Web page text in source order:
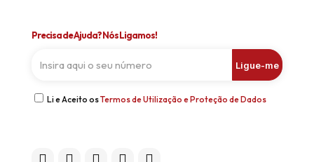
Precisa de Ajuda? Nós Ligamos!
Li e Aceito osTermos de Utilização e Proteção de Dados